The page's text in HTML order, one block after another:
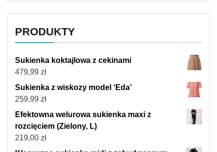
PRODUKTY
Sukienka koktajlowa z cekinami
479,99 zł
Sukienka z wiskozy model ‘Eda’
259,99 zł
Efektowna welurowa sukienka maxi z
rozcięciem (Zielony, L)
219,00 zł